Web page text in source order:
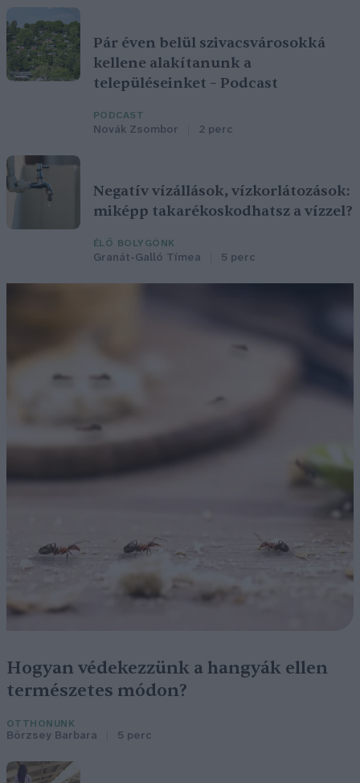
Pár éven belül szivacsvárosokká
kellene alakítanunk a
településeinket – Podcast
PODCAST
Novák Zsombor 2 perc
Negatív vízállások, vízkorlátozások:
miképp takarékoskodhatsz a vízzel?
ÉLŐ BOLYGÓNK
Granát-Galló Tímea 5 perc
Hogyan védekezzünk a hangyák ellen
természetes módon?
OTTHONUNK
Börzsey Barbara 5 perc